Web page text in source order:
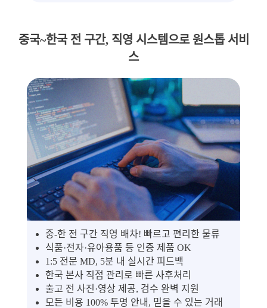
중국~한국 전 구간, 직영 시스템으로 원스톱 서비
스
중-한 전 구간 직영 배차! 빠르고 편리한 물류
식품·전자·유아용품 등 인증 제품 OK
1:5 전문 MD, 5분 내 실시간 피드백
한국 본사 직접 관리로 빠른 사후처리
출고 전 사진·영상 제공, 검수 완벽 지원
모든 비용 100% 투명 안내, 믿을 수 있는 거래